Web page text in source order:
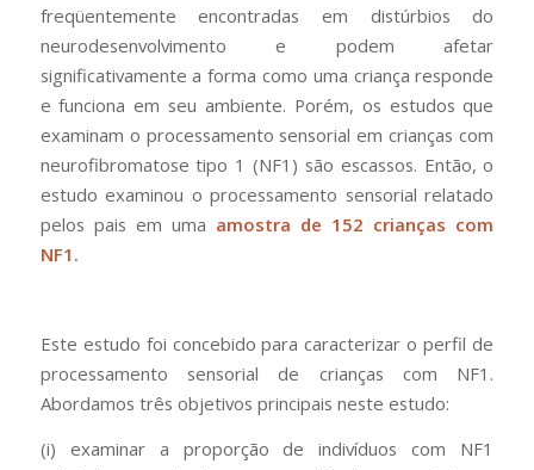
freqüentemente encontradas em distúrbios do
neurodesenvolvimento e podem afetar
significativamente a forma como uma criança responde
e funciona em seu ambiente. Porém, os estudos que
examinam o processamento sensorial em crianças com
neurofibromatose tipo 1 (NF1) são escassos. Então, o
estudo examinou o processamento sensorial relatado
pelos pais em uma amostra de 152 crianças com
NF1.
Este estudo foi concebido para caracterizar o perfil de
processamento sensorial de crianças com NF1.
Abordamos três objetivos principais neste estudo:
(i) examinar a proporção de indivíduos com NF1